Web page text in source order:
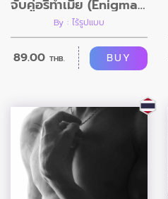
จับคู่อริทำเมีย (EnigmaXAlpha-BDMS)
By : ไร้รูปแบบ
89.00 THB. BUY